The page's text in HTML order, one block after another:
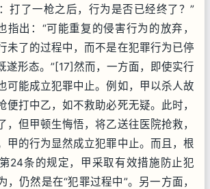
打了一枪之后，行为是否已经终了？”
指出：“可能重复的侵害行为的放弃，
未了的过程中，而不是在犯罪行为已停
遂形态。”[17]然而，一方面，即使实行
可能成立犯罪中止。例如，甲以杀人故
便打中乙，如不救助必死无疑。此时，
，但甲顿生悔悟，将乙送往医院抢救，
甲的行为显然成立犯罪中止。而且，根
24条的规定，甲采取有效措施防止犯
，仍然是在“犯罪过程中”。另一方面，